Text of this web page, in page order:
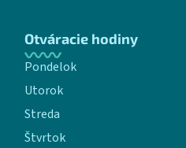
Otváracie hodiny
Pondelok
Utorok
Streda
Štvrtok